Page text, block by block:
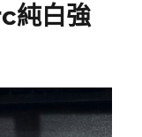
純白強